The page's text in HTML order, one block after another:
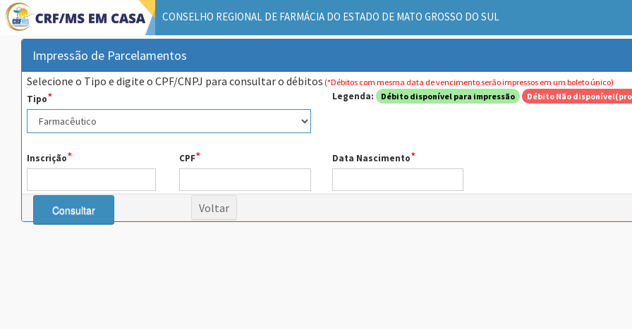
CONSELHO REGIONAL DE FARMÁCIA DO ESTADO DE MATO GROSSO DO SUL
Impressão de Parcelamentos
Selecione o Tipo e digite o CPF/CNPJ para consultar o débitos (*Débitos com mesma data de vencimento serão impressos em um boleto único)
Tipo* Legenda: Débito disponível para impressão Débito Não
Inscrição* CPF* Data Nascimento*
Consultar Voltar